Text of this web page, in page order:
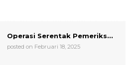
Operasi Serentak Pemeriks...
posted on Februari 18, 2025